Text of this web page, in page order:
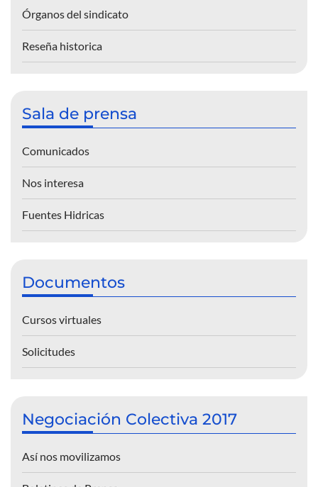
Órganos del sindicato
Reseña historica
Sala de prensa
Comunicados
Nos interesa
Fuentes Hidricas
Documentos
Cursos virtuales
Solicitudes
Negociación Colectiva 2017
Así nos movilizamos